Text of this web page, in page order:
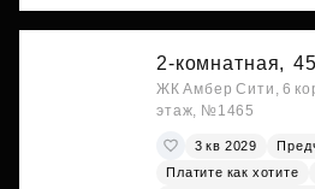
2-комнатная,
ЖК Амбер Сити, 6
этаж, №1465
3 кв 2029
Платите как хотите